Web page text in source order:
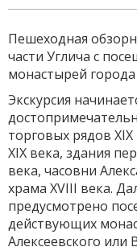
Пешеходная
части Углича с
монастырей
Экскурсия
торговых рядов
XIX века, здания
века, часовни
храма XVIII века.
предусмотрено
действующих
Алексеевского или